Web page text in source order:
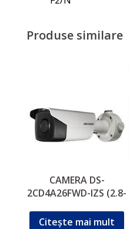
Produse similare
CAMERA DS-
2CD4A26FWD-IZS (2.8-
Citește mai mult